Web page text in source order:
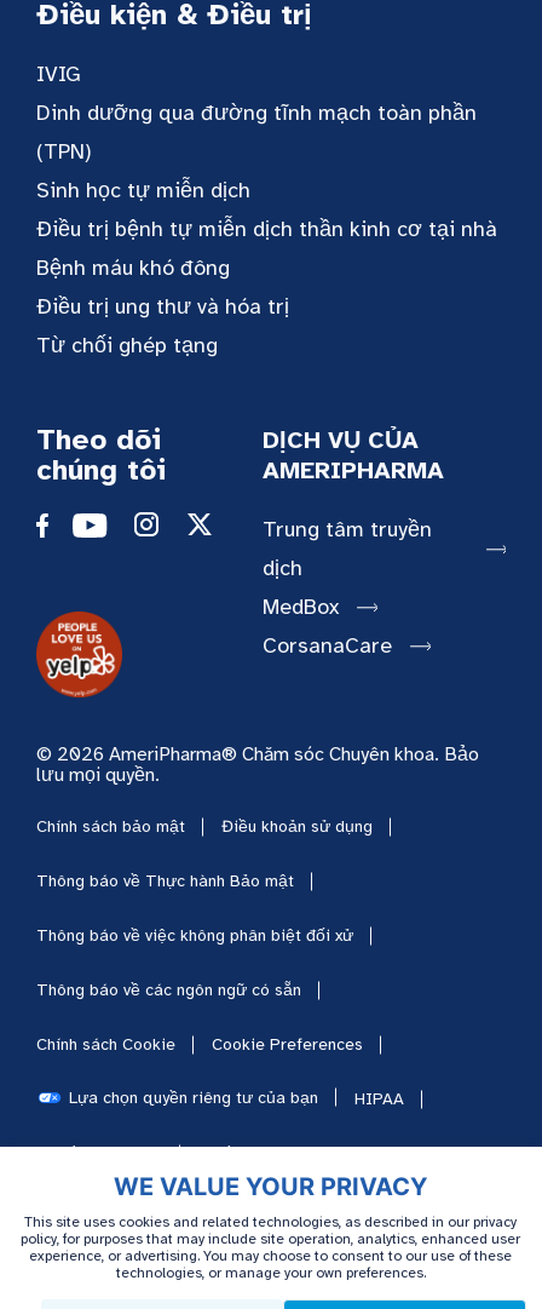
WE VALUE YOUR PRIVACY
This site uses cookies and related technologies, as described in our privacy
policy, for purposes that may include site operation, analytics, enhanced user
experience, or advertising. You may choose to consent to our use of these
technologies, or manage your own preferences.
Điều kiện & Điều trị
IVIG
Dinh dưỡng qua đường tĩnh mạch toàn phần
(TPN)
Sinh học tự miễn dịch
Điều trị bệnh tự miễn dịch thần kinh cơ tại nhà
Bệnh máu khó đông
Điều trị ung thư và hóa trị
Từ chối ghép tạng
Theo dõi
chúng tôi
DỊCH VỤ CỦA
AMERIPHARMA
Trung tâm truyền
dịch
MedBox
CorsanaCare
© 2026 AmeriPharma® Chăm sóc Chuyên khoa. Bảo
lưu mọi quyền.
Chính sách bảo mật Điều khoản sử dụng
Thông báo về Thực hành Bảo mật
Thông báo về việc không phân biệt đối xử
Thông báo về các ngôn ngữ có sẵn
Chính sách Cookie Cookie Preferences
Lựa chọn quyền riêng tư của bạn HIPAA
Sơ đồ trang web Nghề nghiệp